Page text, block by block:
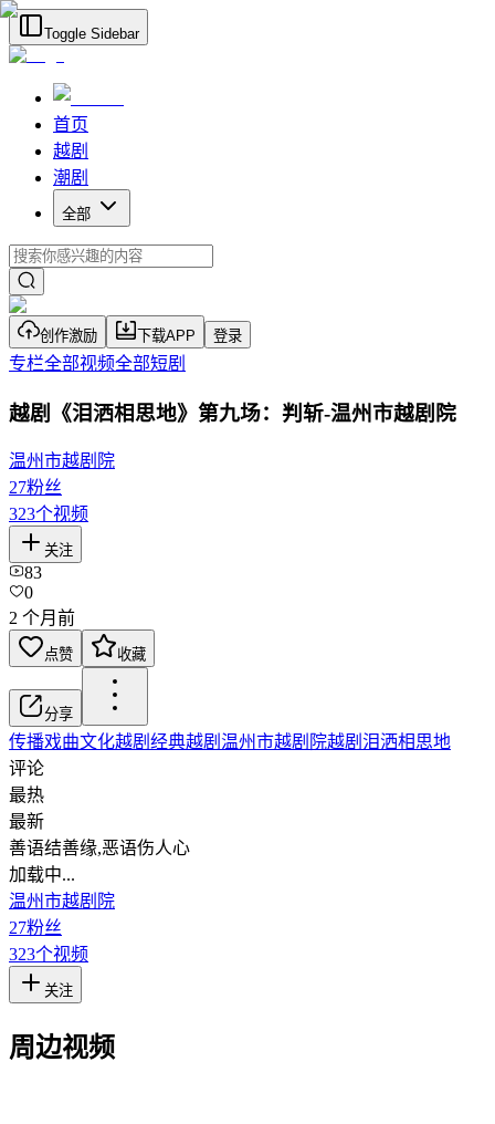
Toggle Sidebar
首页
越剧
潮剧
全部
创作激励 下载APP 登录
专栏全部视频全部短剧
越剧《泪洒相思地》第九场：判斩-温州市越剧院
温州市越剧院
27粉丝
323个视频
关注
83
0
2 个月前
点赞 收藏
分享
传播戏曲文化越剧 经典越剧 温州市越剧院越剧泪洒相思地
评论
最热
最新
善语结善缘,恶语伤人心
加载中...
温州市越剧院
27粉丝
323个视频
关注
周边视频